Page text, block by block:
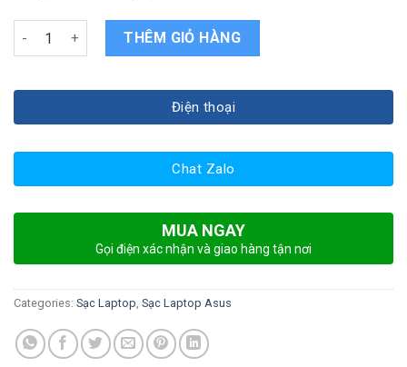
Sạc Laptop ASUS N550JX quantity
THÊM GIỎ HÀNG
Điện thoại
Chat Zalo
MUA NGAY
Gọi điện xác nhận và giao hàng tận nơi
Categories: Sạc Laptop, Sạc Laptop Asus